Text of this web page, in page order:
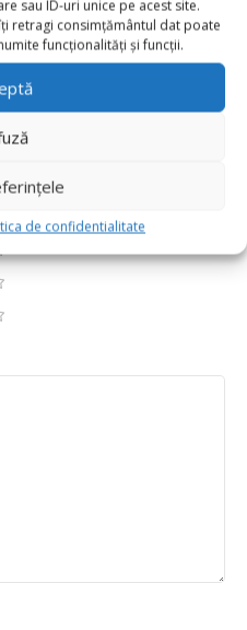
sau ID-uri unice pe acest site.
retragi consimțământul dat poate
funcționalități și funcții.
de confidentialitate
pentru „Set 100
Inchis”